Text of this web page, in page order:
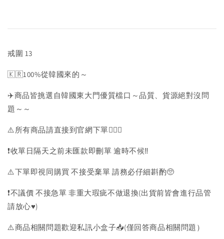
戒圍 13
🇰🇷100%從韓國來的～
✈️商品皆挑選自韓國東大門優質檔口～品質、貨源絕對沒問
題～～
⚠️所有商品請直接到官網下單💁🏻‍♀️
❗️收單日隔天之前未匯款即刪單 逾時不候‼️
⚠️下單即視同購買 不接受棄單 請務必仔細斟酌🥺
❗️不議價 不接急單 非重大瑕疵不做退換(出貨前皆會進行品管
請放心♥️)
⚠️商品相關問題歡迎私訊小盒子📥(僅回答商品相關問題）